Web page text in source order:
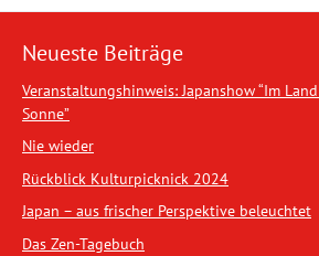
Neueste Beiträge
Veranstaltungshinweis: Japanshow “Im
Sonne”
Nie wieder
Rückblick Kulturpicknick 2024
Japan – aus frischer Perspektive beleuchtet
Das Zen-Tagebuch